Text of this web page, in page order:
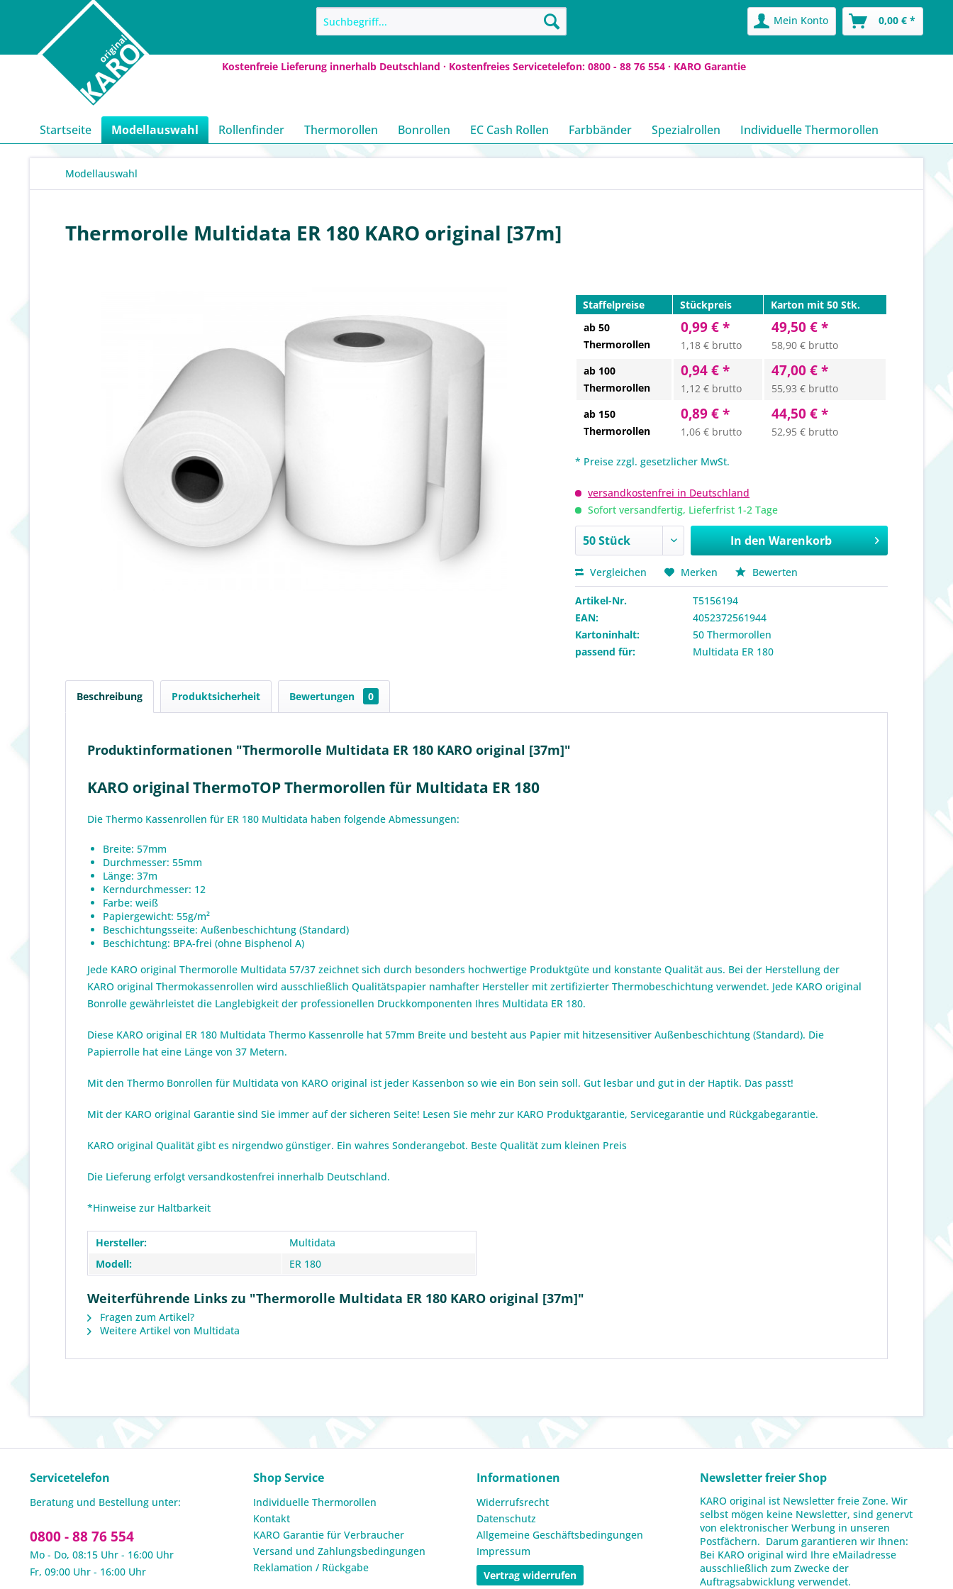
Kostenfreie Lieferung innerhalb Deutschland · Kostenfreies Servicetelefon: 0800 - 88 76 554 · KARO Garantie
Mein Konto 0,00 € *
Startseite Modellauswahl Rollenfinder Thermorollen Bonrollen EC Cash Rollen Farbbänder Spezialrollen Individuelle Thermorollen
Modellauswahl
Thermorolle Multidata ER 180 KARO original [37m]
Staffelpreise Stückpreis
Karton mit 50 Stk.
ab 50
Thermorollen
0,99 € *
1,18 € brutto
49,50 € *
58,90 € brutto
ab 100
Thermorollen
0,94 € *
1,12 € brutto
47,00 € *
55,93 € brutto
ab 150
Thermorollen
0,89 € *
1,06 € brutto
44,50 € *
52,95 € brutto
* Preise zzgl. gesetzlicher MwSt.
versandkostenfrei in Deutschland
Sofort versandfertig, Lieferfrist 1-2 Tage
In den Warenkorb
Vergleichen Merken Bewerten
Artikel-Nr.
T5156194
EAN:
4052372561944
Kartoninhalt:
50 Thermorollen
passend für:
Multidata ER 180
Beschreibung Produktsicherheit Bewertungen 0
Produktinformationen "Thermorolle Multidata ER 180 KARO original [37m]"
KARO original ThermoTOP Thermorollen für Multidata ER 180
Die Thermo Kassenrollen für ER 180 Multidata haben folgende Abmessungen:
Breite: 57mm
Durchmesser: 55mm
Länge: 37m
Kerndurchmesser: 12
Farbe: weiß
Papiergewicht: 55g/m²
Beschichtungsseite: Außenbeschichtung (Standard)
Beschichtung: BPA-frei (ohne Bisphenol A)
Jede KARO original Thermorolle Multidata 57/37 zeichnet sich durch besonders hochwertige Produktgüte und konstante Qualität aus. Bei der Herstellung der
KARO original Thermokassenrollen wird ausschließlich Qualitätspapier namhafter Hersteller mit zertifizierter Thermobeschichtung verwendet. Jede KARO original
Bonrolle gewährleistet die Langlebigkeit der professionellen Druckkomponenten Ihres Multidata ER 180.
Diese KARO original ER 180 Multidata Thermo Kassenrolle hat 57mm Breite und besteht aus Papier mit hitzesensitiver Außenbeschichtung (Standard). Die
Papierrolle hat eine Länge von 37 Metern.
Mit den Thermo Bonrollen für Multidata von KARO original ist jeder Kassenbon so wie ein Bon sein soll. Gut lesbar und gut in der Haptik. Das passt!
Mit der KARO original Garantie sind Sie immer auf der sicheren Seite! Lesen Sie mehr zur KARO Produktgarantie, Servicegarantie und Rückgabegarantie.
KARO original Qualität gibt es nirgendwo günstiger. Ein wahres Sonderangebot. Beste Qualität zum kleinen Preis
Die Lieferung erfolgt versandkostenfrei innerhalb Deutschland.
*Hinweise zur Haltbarkeit
Hersteller:
Multidata
Modell:
ER 180
Weiterführende Links zu "Thermorolle Multidata ER 180 KARO original [37m]"
Fragen zum Artikel?
Weitere Artikel von Multidata
Servicetelefon
Beratung und Bestellung unter:
0800 - 88 76 554
Mo - Do, 08:15 Uhr - 16:00 Uhr
Fr, 09:00 Uhr - 16:00 Uhr
Shop Service
Individuelle Thermorollen
Kontakt
KARO Garantie für Verbraucher
Versand und Zahlungsbedingungen
Reklamation / Rückgabe
Informationen
Widerrufsrecht
Datenschutz
Allgemeine Geschäftsbedingungen
Impressum
Vertrag widerrufen
Newsletter freier Shop
KARO original ist Newsletter freie Zone. Wir
selbst mögen keine Newsletter, sind genervt
von elektronischer Werbung in unseren
Postfächern. Darum garantieren wir Ihnen:
Bei KARO original wird Ihre eMailadresse
ausschließlich zum Zwecke der
Auftragsabwicklung verwendet.